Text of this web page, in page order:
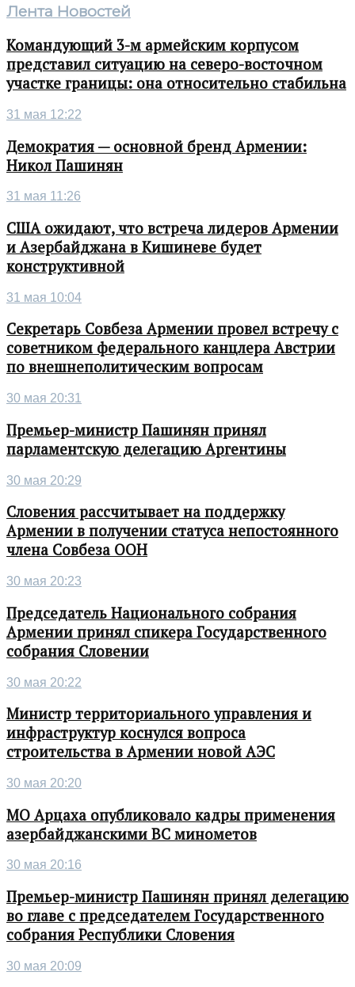
Лента Новостей
Командующий 3-м армейским корпусом
представил ситуацию на северо-восточном
участке границы: она относительно стабильна
31 мая 12:22
Демократия — основной бренд Армении:
Никол Пашинян
31 мая 11:26
США ожидают, что встреча лидеров Армении
и Азербайджана в Кишиневе будет
конструктивной
31 мая 10:04
Секретарь Совбеза Армении провел встречу с
советником федерального канцлера Австрии
по внешнеполитическим вопросам
30 мая 20:31
Премьер-министр Пашинян принял
парламентскую делегацию Аргентины
30 мая 20:29
Словения рассчитывает на поддержку
Армении в получении статуса непостоянного
члена Совбеза ООН
30 мая 20:23
Председатель Национального собрания
Армении принял спикера Государственного
собрания Словении
30 мая 20:22
Министр территориального управления и
инфраструктур коснулся вопроса
строительства в Армении новой АЭС
30 мая 20:20
МО Арцаха опубликовало кадры применения
азербайджанскими ВС минометов
30 мая 20:16
Премьер-министр Пашинян принял делегацию
во главе с председателем Государственного
собрания Республики Словения
30 мая 20:09